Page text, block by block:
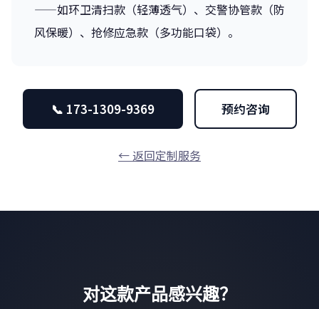
——如环卫清扫款（轻薄透气）、交警协管款（防
风保暖）、抢修应急款（多功能口袋）。
📞 173-1309-9369 预约咨询
← 返回定制服务
对这款产品感兴趣？